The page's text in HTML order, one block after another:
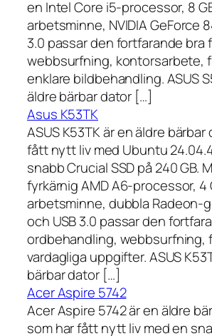
en Intel Core i5-processor, 8
arbetsminne, NVIDIA GeForce
3.0 passar den fortfarande bra
webbsurfning, kontorsarbete,
enklare bildbehandling. ASUS
äldre bärbar dator […]
Asus K53TK
ASUS K53TK är en äldre
fått nytt liv med Ubuntu
snabb Crucial SSD på 240 GB.
fyrkärnig AMD A6-processor, 4
arbetsminne, dubbla Radeon-
och USB 3.0 passar den
ordbehandling, webbsurfning,
vardagliga uppgifter. ASUS
bärbar dator […]
Acer Aspire 5742
Acer Aspire 5742 är en äldre
som har fått nytt liv med en